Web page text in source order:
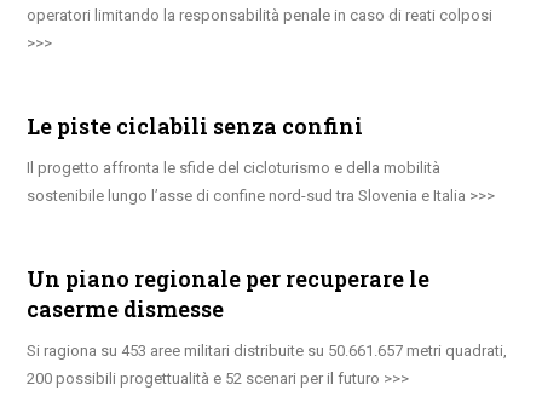
operatori limitando la responsabilità penale in caso di reati colposi
Le piste ciclabili senza confini
Il progetto affronta le sfide del cicloturismo e della mobilità
sostenibile lungo l’asse di confine nord-sud tra Slovenia e Italia
Un piano regionale per recuperare le
caserme dismesse
Si ragiona su 453 aree militari distribuite su 50.661.657 metri quadrati,
200 possibili progettualità e 52 scenari per il futuro